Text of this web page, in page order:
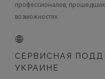
профессионалов, прошедших
возможностях
СЕРВИСНАЯ
УКРАИНЕ